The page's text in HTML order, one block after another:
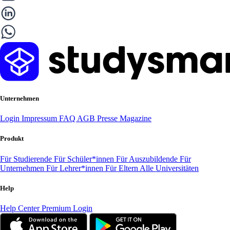
Unternehmen
Login Impressum FAQ AGB Presse Magazine
Produkt
Für Studierende Für Schüler*innen Für Auszubildende Für
Unternehmen Für Lehrer*innen Für Eltern Alle Universitäten
Help
Help CenterPremium Login